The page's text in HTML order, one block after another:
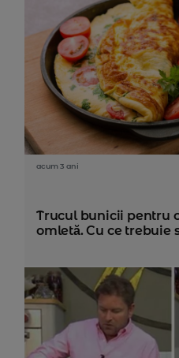
acum 3 ani
Trucul bunicii pentru
omletă. Cu ce trebuie